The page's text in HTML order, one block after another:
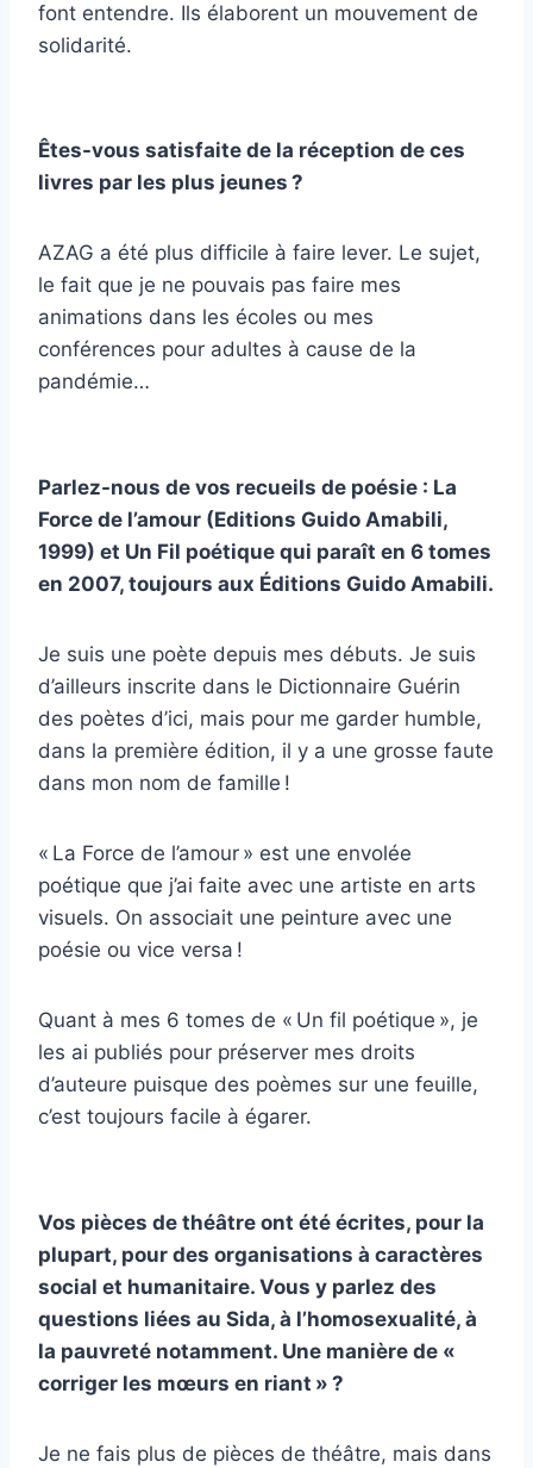
font entendre. Ils élaborent un mouvement de
solidarité.
Êtes-vous satisfaite de la réception de ces
livres par les plus jeunes ?
AZAG a été plus difficile à faire lever. Le sujet,
le fait que je ne pouvais pas faire mes
animations dans les écoles ou mes
conférences pour adultes à cause de la
pandémie…
Parlez-nous de vos recueils de poésie : La
Force de l’amour (Editions Guido Amabili,
1999) et Un Fil poétique qui paraît en 6 tomes
en 2007, toujours aux Éditions Guido Amabili.
Je suis une poète depuis mes débuts. Je suis
d’ailleurs inscrite dans le Dictionnaire Guérin
des poètes d’ici, mais pour me garder humble,
dans la première édition, il y a une grosse faute
dans mon nom de famille !
« La Force de l’amour » est une envolée
poétique que j’ai faite avec une artiste en arts
visuels. On associait une peinture avec une
poésie ou vice versa !
Quant à mes 6 tomes de « Un fil poétique », je
les ai publiés pour préserver mes droits
d’auteure puisque des poèmes sur une feuille,
c’est toujours facile à égarer.
Vos pièces de théâtre ont été écrites, pour la
plupart, pour des organisations à caractères
social et humanitaire. Vous y parlez des
questions liées au Sida, à l’homosexualité, à
la pauvreté notamment. Une manière de «
corriger les mœurs en riant » ?
Je ne fais plus de pièces de théâtre, mais dans